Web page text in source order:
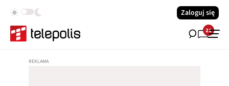
Zaloguj się
21